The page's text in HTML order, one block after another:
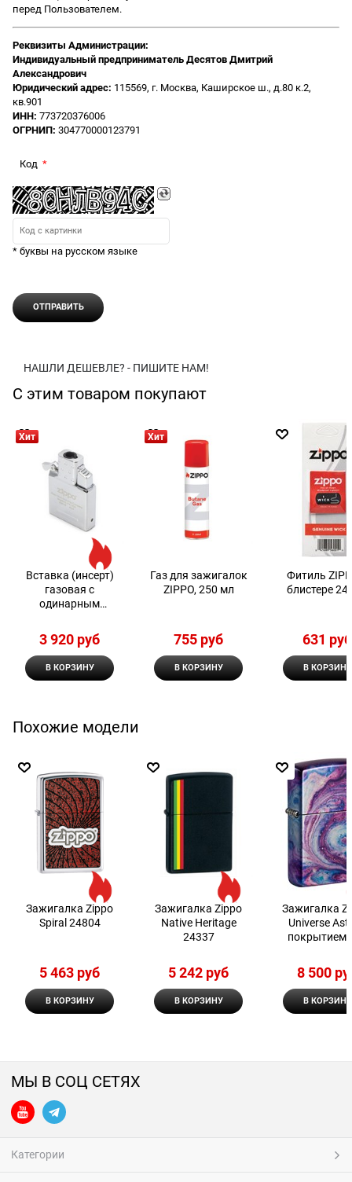
перед Пользователем.
Реквизиты Администрации:
Индивидуальный предприниматель Десятов Дмитрий
Александрович
Юридический адрес: 115569, г. Москва, Каширское ш., д.80 к.2,
кв.901
ИНН: 773720376006
ОГРНИП: 304770000123791
Код
* буквы на русском языке
НАШЛИ ДЕШЕВЛЕ? - ПИШИТЕ НАМ!
С этим товаром покупают
Хит
Вставка (инсерт)
газовая с
одинарным
широкой зажигалки
Zippo
3 920 руб
В КОРЗИНУ
Хит
Газ для зажигалок
ZIPPO, 250 мл
755 руб
В КОРЗИНУ
Фитиль
блистере
631 руб
В КОРЗИНУ
Похожие модели
Зажигалка Zippo
Spiral 24804
5 463 руб
В КОРЗИНУ
Зажигалка Zippo
Native Heritage
24337
5 242 руб
В КОРЗИНУ
Зажигалка
Universe
покрытием
8 500
В КОРЗИНУ
МЫ В СОЦ СЕТЯХ
Категории